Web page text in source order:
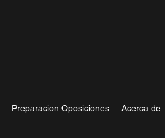
Preparacion Oposiciones Acerca de